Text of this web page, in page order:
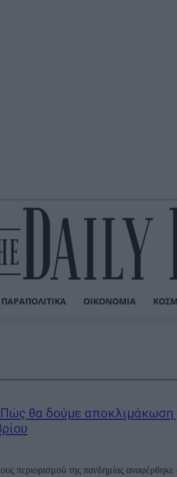
ΠΑΡΑΠΟΛΙΤΙΚΆ ΟΙΚΟΝΟΜΊΑ
θα δούμε αποκλιμάκωση
περιορισμού της πανδημίας